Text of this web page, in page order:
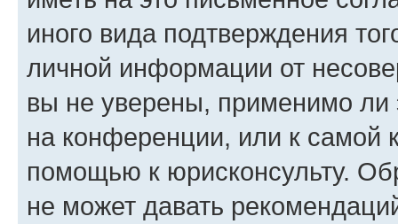
иного вида подтверждения
личной информации от
вы не уверены, применимо ли
на конференции, или к самой
помощью к юрисконсульту.
не может давать